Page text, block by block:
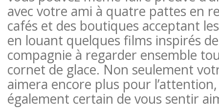
avec votre ami à quatre pattes en
cafés et des boutiques acceptant
en louant quelques films inspirés
compagnie à regarder ensemble
cornet de glace. Non seulement
aimera encore plus pour
également certain de vous sentir